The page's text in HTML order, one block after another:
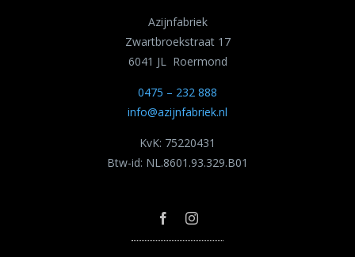
Azijnfabriek
Zwartbroekstraat 17
6041 JL Roermond
0475 – 232 888
info@azijnfabriek.nl
KvK: 75220431
Btw-id: NL.8601.93.329.B01